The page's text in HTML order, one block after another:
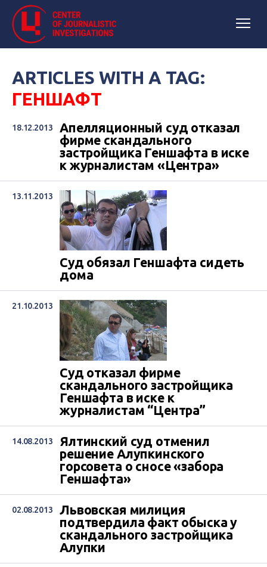
ARTICLES WITH A TAG:
ГЕНШАФТ
18.12.2013
Апелляционный суд отказал
фирме скандального
застройщика Геншафта в иске
к журналистам «Центра»
13.11.2013
Суд обязал Геншафта сидеть
дома
21.10.2013
Суд отказал фирме
скандального застройщика
Геншафта в иске к
журналистам “Центра”
14.08.2013
Ялтинский суд отменил
решение Алупкинского
горсовета о сносе «забора
Геншафта»
02.08.2013
Львовская милиция
подтвердила факт обыска у
скандального застройщика
Алупки